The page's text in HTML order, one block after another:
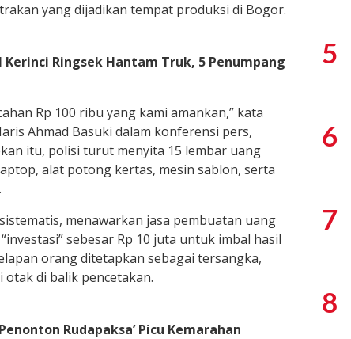
yang dijadikan tempat produksi di Bogor.
Kerinci Ringsek Hantam Truk, 5 Penumpang
Rp 100 ribu yang kami amankan,” kata
Ahmad Basuki dalam konferensi pers,
itu, polisi turut menyita 15 lembar uang
alat potong kertas, mesin sablon, serta
menawarkan jasa pembuatan uang
sebesar Rp 10 juta untuk imbal hasil
orang ditetapkan sebagai tersangka,
otak di balik pencetakan.
Rudapaksa’ Picu Kemarahan
5
6
7
8